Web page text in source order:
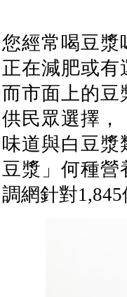
您經常喝豆漿
正在減肥或
而市面上的豆
供民眾選擇，
味道與白豆
豆漿」何種營
調網針對